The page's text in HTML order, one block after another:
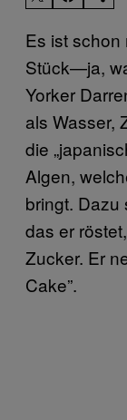
Es ist
Stück—ja,
Yorker
als Wasser,
die
Algen,
bringt. Dazu
das er
Zucker. Er
Cake”.